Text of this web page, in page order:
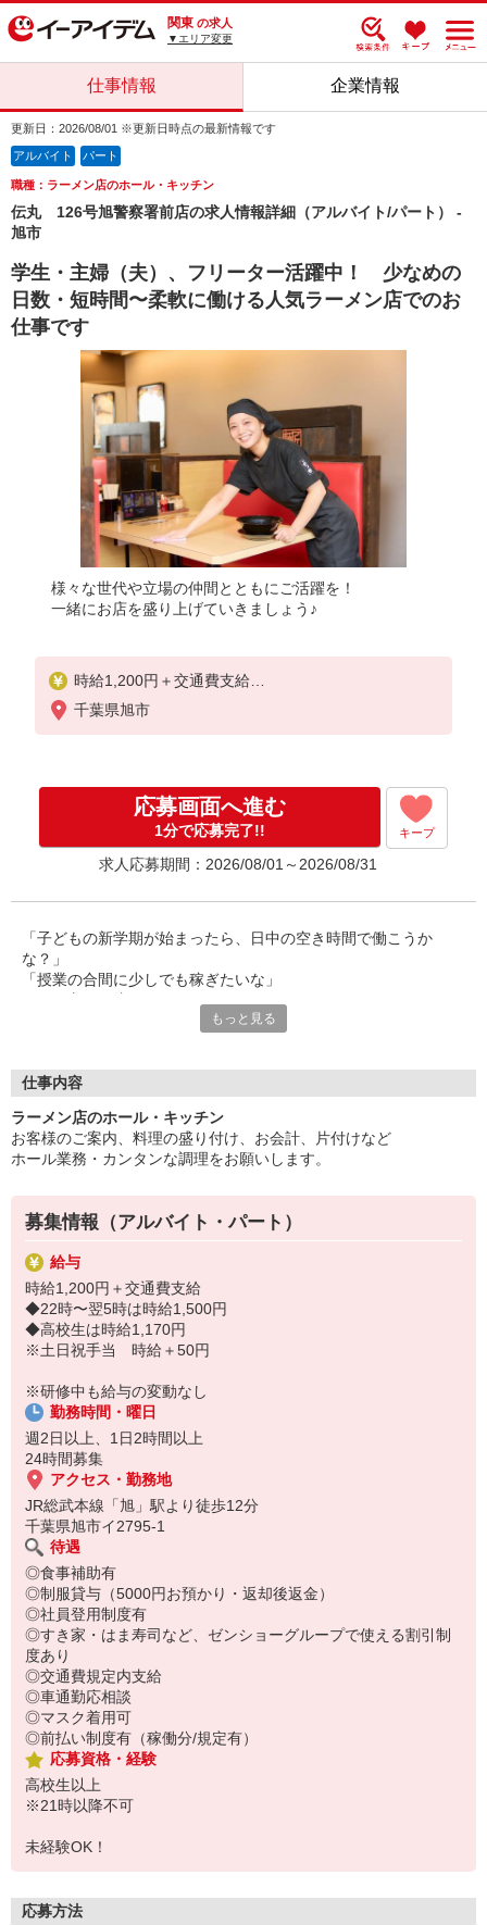
関東 の求人
▼エリア変更
仕事情報 企業情報
更新日：2026/08/01 ※更新日時点の最新情報です
アルバイト パート
職種：ラーメン店のホール・キッチン
伝丸 126号旭警察署前店の求人情報詳細（アルバイト/パート） -
旭市
学生・主婦（夫）、フリーター活躍中！ 少なめの
日数・短時間〜柔軟に働ける人気ラーメン店でのお
仕事です
様々な世代や立場の仲間とともにご活躍を！
一緒にお店を盛り上げていきましょう♪
時給1,200円＋交通費支給
◆22時〜翌5時は時給1,500円
◆高校生は時給1,170円
※研修中も給与の変動なし
千葉県旭市
応募画面へ進む
1分で応募完了!! キープ
求人応募期間：2026/08/01～2026/08/31
「子どもの新学期が始まったら、日中の空き時間で働こうか
な？」
「授業の合間に少しでも稼ぎたいな」
無理なくできるレギュラーワーク始めませんか？
■扶養内OK
■食事補助あり
1日2h〜・週2日〜働き方の相談OK。
伝丸・威風・壱鵠堂・天下一。
色々な世代に喜んでいただける美味しいラーメンを一緒にお届け
しませんか？
もっと見る
仕事内容
ラーメン店のホール・キッチン
お客様のご案内、料理の盛り付け、お会計、片付けなど
ホール業務・カンタンな調理をお願いします。
募集情報（アルバイト・パート）
給与
時給1,200円＋交通費支給
◆22時〜翌5時は時給1,500円
◆高校生は時給1,170円
※土日祝手当 時給＋50円
※研修中も給与の変動なし
勤務時間・曜日
週2日以上、1日2時間以上
24時間募集
アクセス・勤務地
JR総武本線「旭」駅より徒歩12分
千葉県旭市イ2795-1
待遇
◎食事補助有
◎制服貸与（5000円お預かり・返却後返金）
◎社員登用制度有
◎すき家・はま寿司など、ゼンショーグループで使える割引制
度あり
◎交通費規定内支給
◎車通勤応相談
◎マスク着用可
◎前払い制度有（稼働分/規定有）
応募資格・経験
高校生以上
※21時以降不可
未経験OK！
応募方法